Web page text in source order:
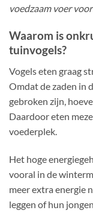
voedzaam voer
Waarom is
tuinvogels?
Vogels eten graag
Omdat de zaden in
gebroken zijn,
Daardoor eten
voederplek.
Het hoge
vooral in de
meer extra energie
leggen of hun